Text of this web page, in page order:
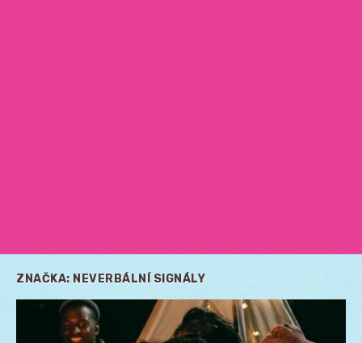
ZNAČKA: NEVERBÁLNÍ SIGNÁLY